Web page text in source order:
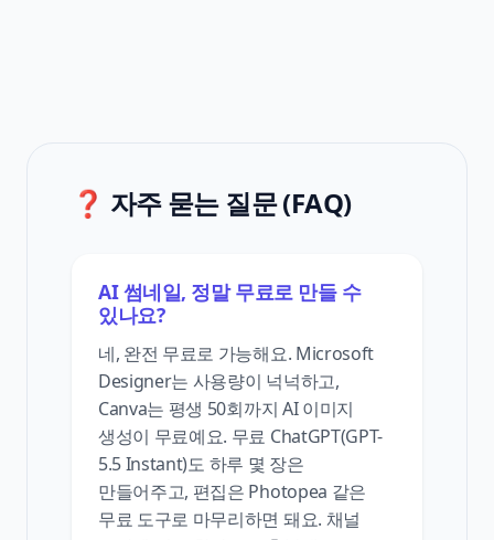
❓ 자주 묻는 질문 (FAQ)
AI 썸네일, 정말 무료로 만들 수
있나요?
네, 완전 무료로 가능해요. Microsoft
Designer는 사용량이 넉넉하고,
Canva는 평생 50회까지 AI 이미지
생성이 무료예요. 무료 ChatGPT(GPT-
5.5 Instant)도 하루 몇 장은
만들어주고, 편집은 Photopea 같은
무료 도구로 마무리하면 돼요. 채널